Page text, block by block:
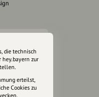
Plattform
von
und
die technisch
zur
erteilst,
Cookies zu